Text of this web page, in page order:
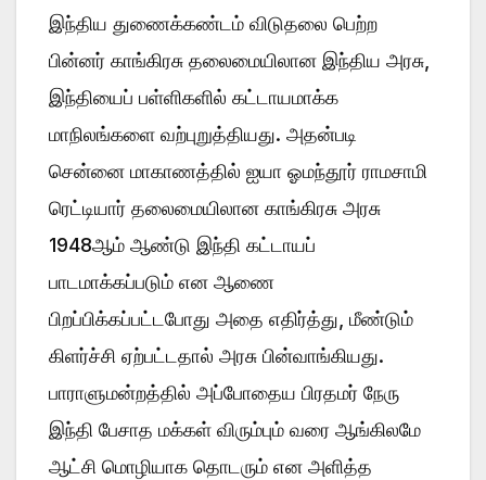
இந்திய துணைக்கண்டம் விடுதலை பெற்ற
பின்னர் காங்கிரசு தலைமையிலான இந்திய அரசு,
இந்தியைப் பள்ளிகளில் கட்டாயமாக்க
மாநிலங்களை வற்புறுத்தியது. அதன்படி
சென்னை மாகாணத்தில் ஐயா ஓமந்தூர் ராமசாமி
ரெட்டியார் தலைமையிலான காங்கிரசு அரசு
1948ஆம் ஆண்டு இந்தி கட்டாயப்
பாடமாக்கப்படும் என ஆணை
பிறப்பிக்கப்பட்டபோது அதை எதிர்த்து, மீண்டும்
கிளர்ச்சி ஏற்பட்டதால் அரசு பின்வாங்கியது.
பாராளுமன்றத்தில் அப்போதைய பிரதமர் நேரு
இந்தி பேசாத மக்கள் விரும்பும் வரை ஆங்கிலமே
ஆட்சி மொழியாக தொடரும் என அளித்த